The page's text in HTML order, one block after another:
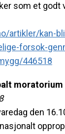
som et godt
artikler/kan-
forsok-
446518
den